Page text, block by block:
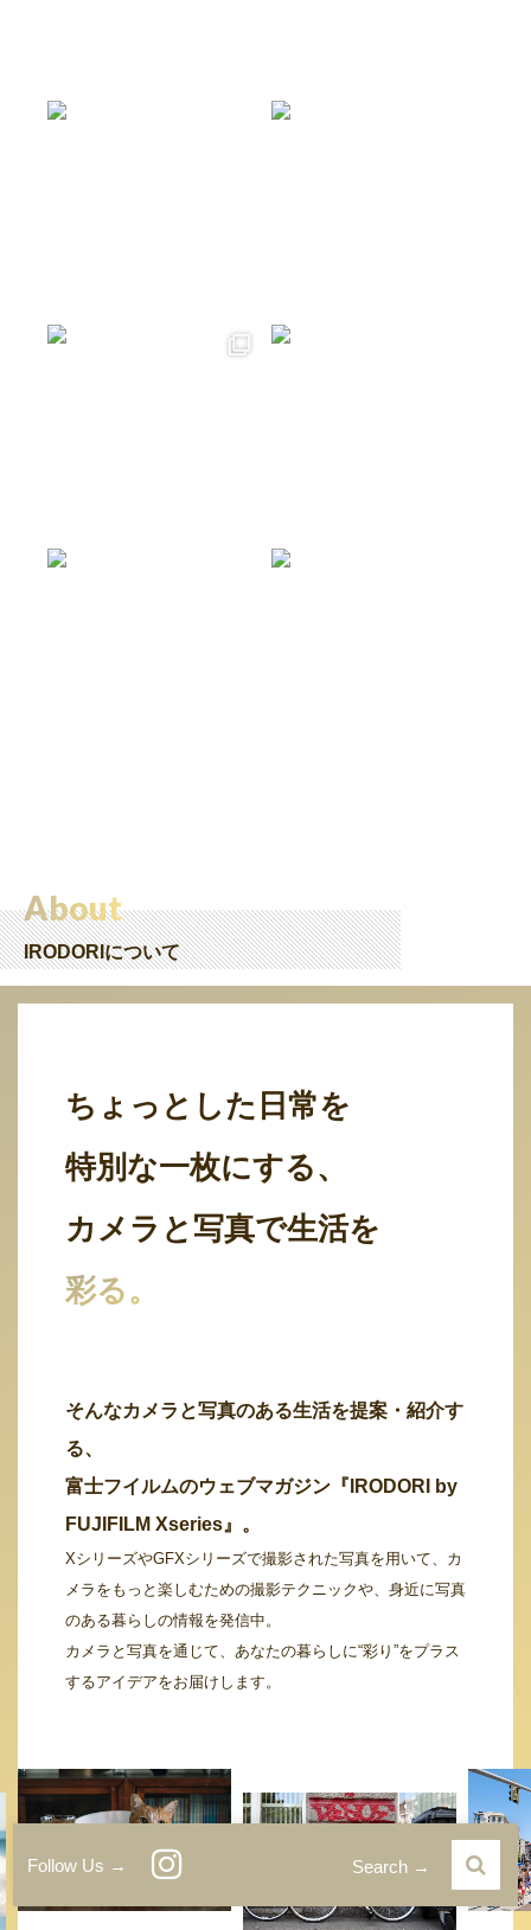
Follow Us → Search →
About
IRODORIについて
ちょっとした日常を
特別な一枚にする、
カメラと写真で生活を
彩る。
そんなカメラと写真のある生活を提案・紹介す
る、
富士フイルムのウェブマガジン『IRODORI by
FUJIFILM Xseries』。
XシリーズやGFXシリーズで撮影された写真を用いて、カ
メラをもっと楽しむための撮影テクニックや、身近に写真
のある暮らしの情報を発信中。
カメラと写真を通じて、あなたの暮らしに“彩り”をプラス
するアイデアをお届けします。